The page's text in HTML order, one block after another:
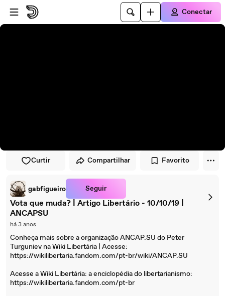
Pular para o player
Ir para o conteúdo principal
Conectar
Curtir Compartilhar Favorito
gabfigueiro Seguir
Vota que muda? | Artigo Libertário - 10/10/19 |
ANCAPSU
há 3 anos
Conheça mais sobre a organização ANCAP.SU do Peter
Turguniev na Wiki Libertária | Acesse:
https://wikilibertaria.fandom.com/pt-br/wiki/ANCAP.SU
Acesse a Wiki Libertária: a enciclopédia do libertarianismo:
https://wikilibertaria.fandom.com/pt-br